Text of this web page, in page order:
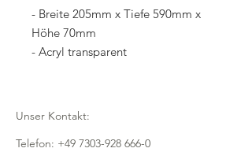
- Breite 205mm x Tiefe 590mm x
Höhe 70mm
- Acryl transparent
Unser Kontakt:
Telefon: +49 7303-928 666-0